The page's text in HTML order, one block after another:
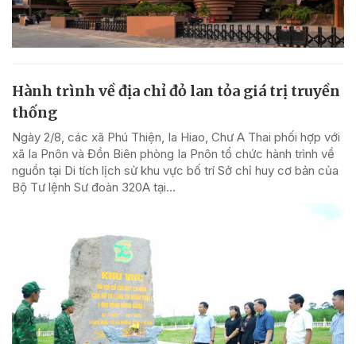
Hành trình về địa chỉ đỏ lan tỏa giá trị truyền
thống
Ngày 2/8, các xã Phú Thiện, Ia Hiao, Chư A Thai phối hợp với
xã Ia Pnôn và Đồn Biên phòng Ia Pnôn tổ chức hành trình về
nguồn tại Di tích lịch sử khu vực bố trí Sở chỉ huy cơ bản của
Bộ Tư lệnh Sư đoàn 320A tại...